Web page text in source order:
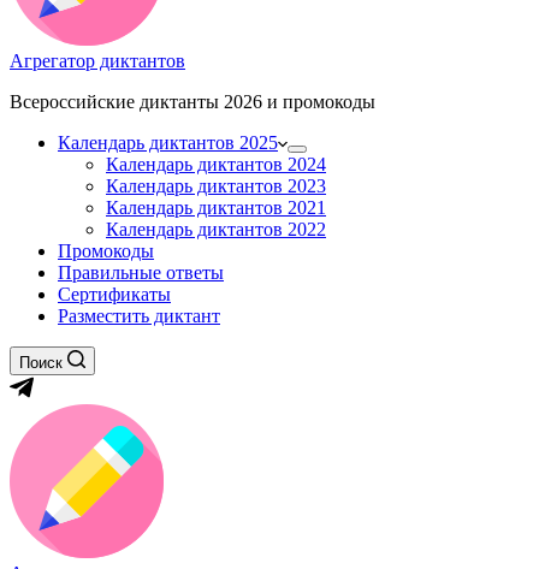
Агрегатор диктантов
Всероссийские диктанты 2026 и промокоды
Календарь диктантов 2025
Календарь диктантов 2024
Календарь диктантов 2023
Календарь диктантов 2021
Календарь диктантов 2022
Промокоды
Правильные ответы
Сертификаты
Разместить диктант
Поиск